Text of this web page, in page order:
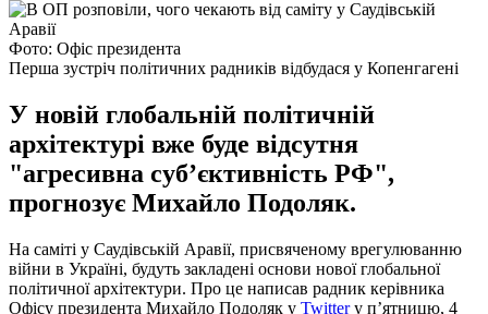
Фото: Офіс президента
Перша зустріч політичних радників відбудася у Копенгагені
У новій глобальній політичній
архітектурі вже буде відсутня
"агресивна суб’єктивність РФ",
прогнозує Михайло Подоляк.
На саміті у Саудівській Аравії, присвяченому врегулюванню
війни в Україні, будуть закладені основи нової глобальної
політичної архітектури. Про це написав радник керівника
Офісу президента Михайло Подоляк у Twitterу п’ятницю, 4